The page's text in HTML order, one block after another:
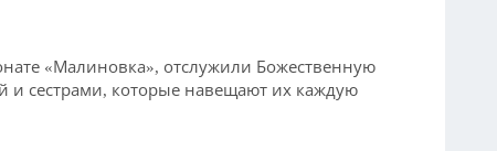
«Малиновка», отслужили Божественную
и сестрами, которые навещают их каждую